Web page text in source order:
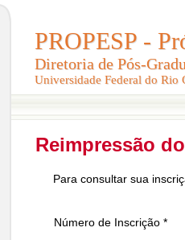
PROPESP -
Diretoria de Pós-
Universidade Federal do Rio
PROPESP -
Diretoria de Pós-
Universidade Federal do Rio
Reimpressão
Para consultar sua
Número de Inscrição *